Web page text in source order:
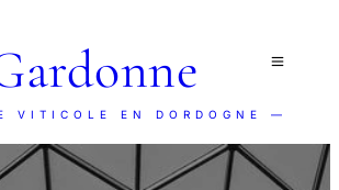
VITICOLE EN DORDOGNE —